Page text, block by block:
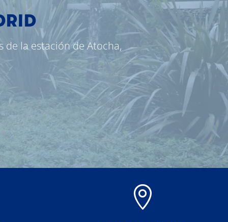
de la estación de Atocha,
